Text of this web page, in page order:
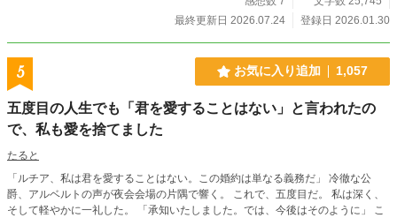
最終更新日 2026.07.24
登録日 2026.01.30
5 お気に入り追加 1,057
五度目の人生でも「君を愛することはない」と言われたの
で、私も愛を捨てました
たると
「ルチア、私は君を愛することはない。この婚約は単なる義務だ」 冷徹な公
爵、アルベルトの声が夜会会場の片隅で響く。 これで、五度目だ。 私は深く、
そして軽やかに一礼した。 「承知いたしました。では、今後はそのように」 こ